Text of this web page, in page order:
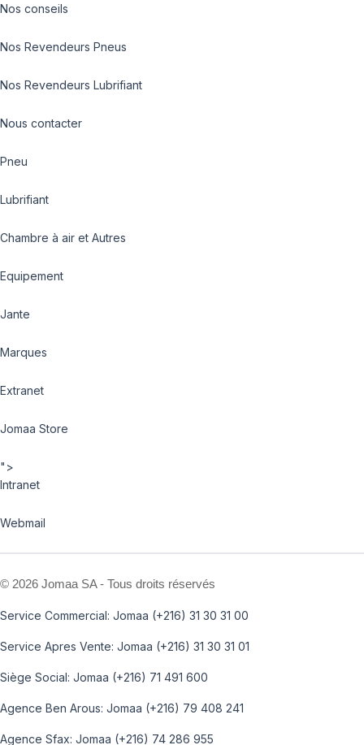
Nos conseils
Nos Revendeurs Pneus
Nos Revendeurs Lubrifiant
Nous contacter
Pneu
Lubrifiant
Chambre à air et Autres
Equipement
Jante
Marques
Extranet
Jomaa Store
">
Intranet
Webmail
© 2026 Jomaa SA - Tous droits réservés
Service Commercial: Jomaa (+216) 31 30 31 00
Service Apres Vente: Jomaa (+216) 31 30 31 01
Siège Social: Jomaa (+216) 71 491 600
Agence Ben Arous: Jomaa (+216) 79 408 241
Agence Sfax: Jomaa (+216) 74 286 955